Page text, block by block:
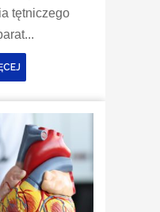
tętniczego